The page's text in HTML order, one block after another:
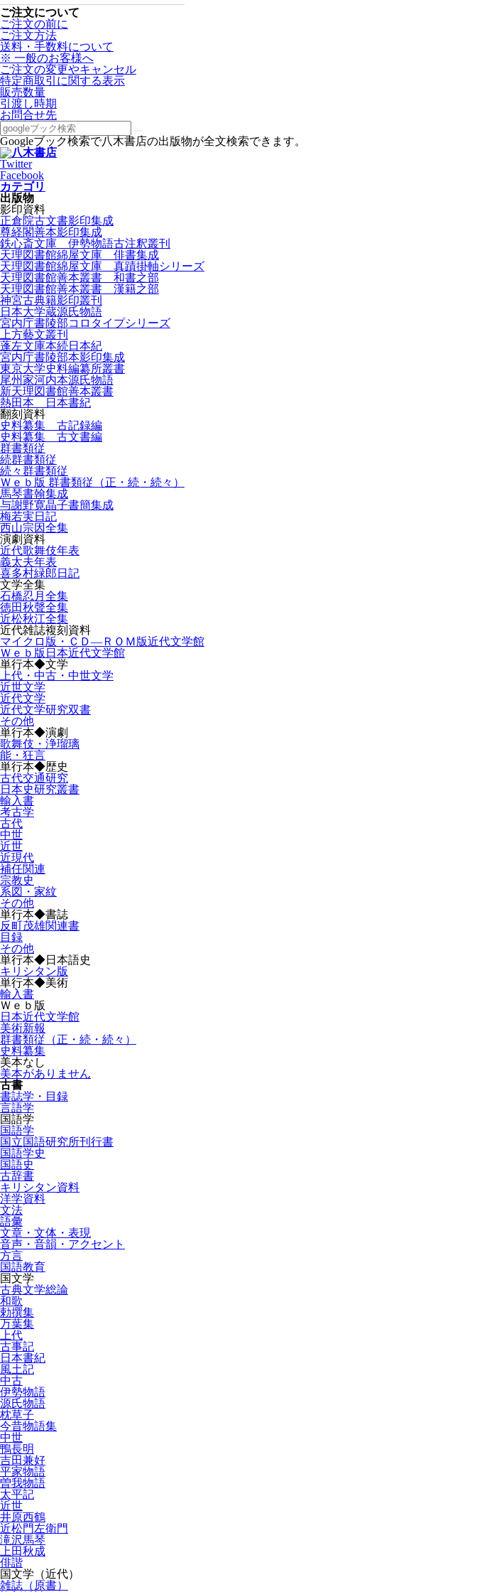
ご注文について
ご注文の前に
ご注文方法
送料・手数料について
※ 一般のお客様へ
ご注文の変更やキャンセル
特定商取引に関する表示
販売数量
引渡し時期
お問合せ先
Googleブック検索で八木書店の出版物が全文検索できます。
Twitter
Facebook
カテゴリ
出版物
影印資料
正倉院古文書影印集成
尊経閣善本影印集成
鉄心斎文庫 伊勢物語古注釈叢刊
天理図書館綿屋文庫 俳書集成
天理図書館綿屋文庫 真蹟掛軸シリーズ
天理図書館善本叢書 和書之部
天理図書館善本叢書 漢籍之部
神宮古典籍影印叢刊
日本大学蔵源氏物語
宮内庁書陵部コロタイプシリーズ
上方藝文叢刊
蓬左文庫本続日本紀
宮内庁書陵部本影印集成
東京大学史料編纂所叢書
尾州家河内本源氏物語
新天理図書館善本叢書
熱田本 日本書紀
翻刻資料
史料纂集 古記録編
史料纂集 古文書編
群書類従
続群書類従
続々群書類従
Ｗｅｂ版 群書類従（正・続・続々）
馬琴書翰集成
与謝野寛晶子書簡集成
梅若実日記
西山宗因全集
演劇資料
近代歌舞伎年表
義太夫年表
喜多村緑郎日記
文学全集
石橋忍月全集
徳田秋聲全集
近松秋江全集
近代雑誌複刻資料
マイクロ版・ＣＤ―ＲＯＭ版近代文学館
Ｗｅｂ版日本近代文学館
単行本◆文学
上代・中古・中世文学
近世文学
近代文学
近代文学研究双書
その他
単行本◆演劇
歌舞伎・浄瑠璃
能・狂言
単行本◆歴史
古代交通研究
日本史研究叢書
輸入書
考古学
古代
中世
近世
近現代
補任関連
宗教史
系図・家紋
その他
単行本◆書誌
反町茂雄関連書
目録
その他
単行本◆日本語史
キリシタン版
単行本◆美術
輸入書
Ｗｅｂ版
日本近代文学館
美術新報
群書類従（正・続・続々）
史料纂集
美本なし
美本がありません
古書
書誌学・目録
言語学
国語学
国語学
国立国語研究所刊行書
国語学史
国語史
古辞書
キリシタン資料
洋学資料
文法
語彙
文章・文体・表現
音声・音韻・アクセント
方言
国語教育
国文学
古典文学総論
和歌
勅撰集
万葉集
上代
古事記
日本書紀
風土記
中古
伊勢物語
源氏物語
枕草子
今昔物語集
中世
鴨長明
吉田兼好
平家物語
曽我物語
太平記
近世
井原西鶴
近松門左衛門
滝沢馬琴
上田秋成
俳諧
国文学（近代）
雑誌（原書）